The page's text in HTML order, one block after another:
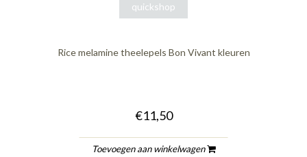
quickshop
Rice melamine theelepels Bon Vivant kleuren
€11,50
Toevoegen aan winkelwagen